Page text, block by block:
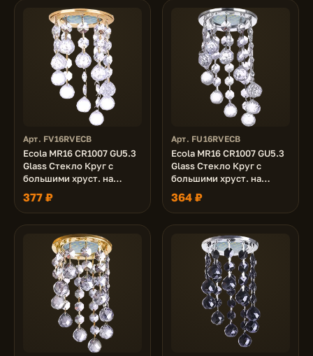
Арт. FV16RVECB
Ecola MR16 CR1007 GU5.3
Glass Стекло Круг с
большими хруст. на
подвесе "под скос"
Прозрачный / Золото
84x170
377 ₽
Арт. FU16RVECB
Ecola MR16 CR1007 GU5.3
Glass Стекло Круг с
большими хруст. на
подвесе "под скос"
Прозрачный / Хром
84x170
364 ₽